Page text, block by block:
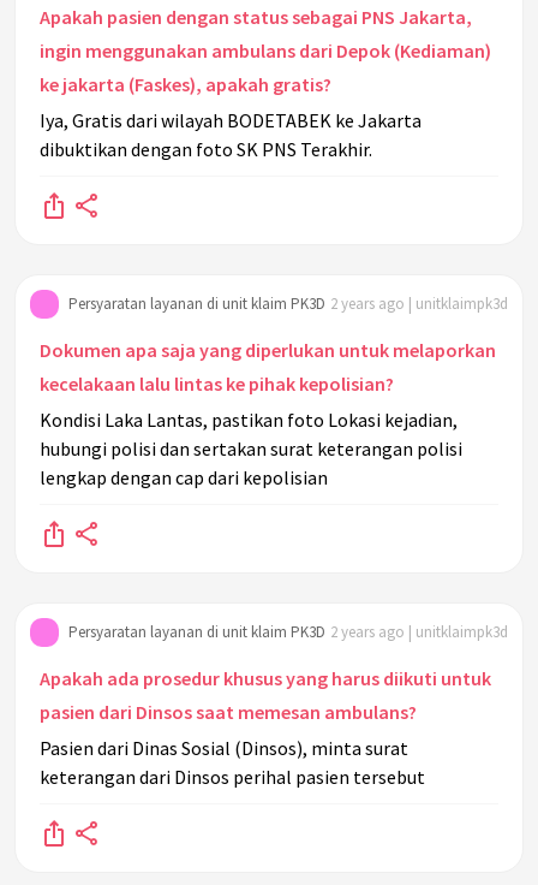
Apakah pasien dengan status sebagai PNS Jakarta,
ingin menggunakan ambulans dari Depok (Kediaman)
ke jakarta (Faskes), apakah gratis?
Iya, Gratis dari wilayah BODETABEK ke Jakarta
dibuktikan dengan foto SK PNS Terakhir.
Persyaratan layanan di unit klaim PK3D 2 years ago | unitklaimpk3d
Dokumen apa saja yang diperlukan untuk melaporkan
kecelakaan lalu lintas ke pihak kepolisian?
Kondisi Laka Lantas, pastikan foto Lokasi kejadian,
hubungi polisi dan sertakan surat keterangan polisi
lengkap dengan cap dari kepolisian
Persyaratan layanan di unit klaim PK3D 2 years ago | unitklaimpk3d
Apakah ada prosedur khusus yang harus diikuti untuk
pasien dari Dinsos saat memesan ambulans?
Pasien dari Dinas Sosial (Dinsos), minta surat
keterangan dari Dinsos perihal pasien tersebut